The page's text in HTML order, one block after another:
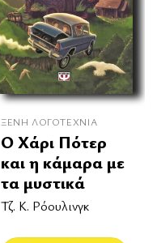
ΞΈΝΗ ΛΟΓΟΤΕΧΝΊΑ
Ο Χάρι Πότερ
και η κάμαρα με
τα μυστικά
Τζ. Κ. Ρόουλινγκ